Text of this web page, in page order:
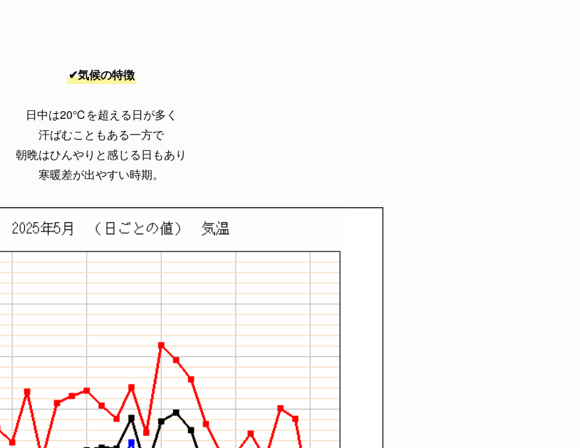
✔気候の特徴
日中は20℃を超える日が多く
汗ばむこともある一方で
朝晩はひんやりと感じる日もあり
寒暖差が出やすい時期。